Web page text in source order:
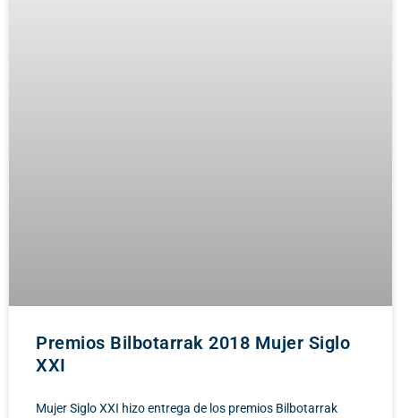
Premios Bilbotarrak 2018 Mujer Siglo
XXI
Mujer Siglo XXI hizo entrega de los premios Bilbotarrak